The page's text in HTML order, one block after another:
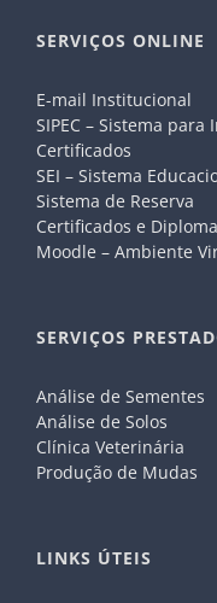
SERVIÇOS ONLINE
E-mail Institucional
SIPEC – Sistema para
Certificados
SEI – Sistema
Sistema de Reserva
Certificados e
Moodle – Ambiente
SERVIÇOS
Análise de Sementes
Análise de Solos
Clínica Veterinária
Produção de Mudas
LINKS ÚTEIS